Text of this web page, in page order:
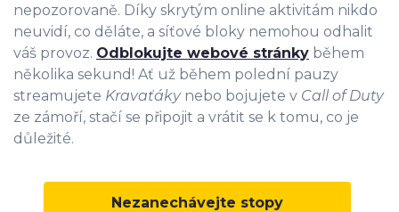
nepozorovaně. Díky skrytým online aktivitám nikdo
neuvidí, co děláte, a síťové bloky nemohou odhalit
váš provoz. Odblokujte webové stránky během
několika sekund! Ať už během polední pauzy
streamujete Kravaťáky nebo bojujete v Call of Duty
ze zámoří, stačí se připojit a vrátit se k tomu, co je
důležité.
Nezanechávejte stopy